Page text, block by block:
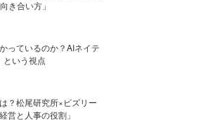
き合い方」
っているのか？AIネイテ
という視点
？松尾研究所×ビズリー
営と人事の役割」